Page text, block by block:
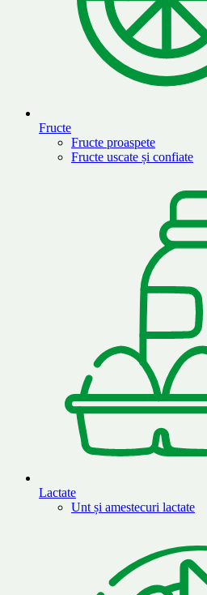
Fructe
Fructe proaspete
Fructe uscate și confiate
Lactate
Unt și amestecuri lactate